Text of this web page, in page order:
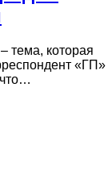
тема, которая
«ГП»